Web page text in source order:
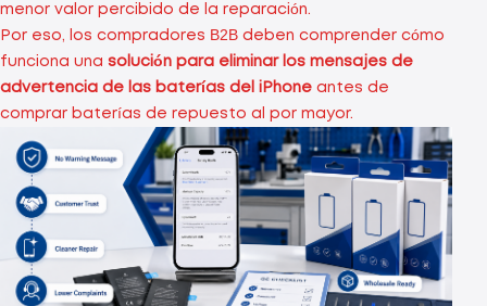
menor valor percibido de la reparación.
Por eso, los compradores B2B deben comprender cómo
funciona una solución para eliminar los mensajes de
advertencia de las baterías del iPhone antes de
comprar baterías de repuesto al por mayor.